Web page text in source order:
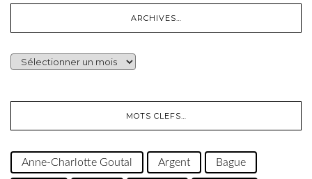
ARCHIVES…
ARCHIVES…
MOTS CLEFS…
Anne-Charlotte Goutal Argent Bague